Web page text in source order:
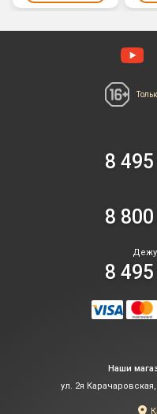
8
8
8
Наши
ул. 2я